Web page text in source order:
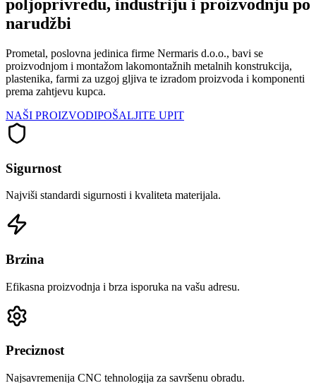
poljoprivredu, industriju i proizvodnju po
narudžbi
Prometal, poslovna jedinica firme Nermaris d.o.o., bavi se
proizvodnjom i montažom lakomontažnih metalnih konstrukcija,
plastenika, farmi za uzgoj gljiva te izradom proizvoda i komponenti
prema zahtjevu kupca.
NAŠI PROIZVODIPOŠALJITE UPIT
Sigurnost
Najviši standardi sigurnosti i kvaliteta materijala.
Brzina
Efikasna proizvodnja i brza isporuka na vašu adresu.
Preciznost
Najsavremenija CNC tehnologija za savršenu obradu.